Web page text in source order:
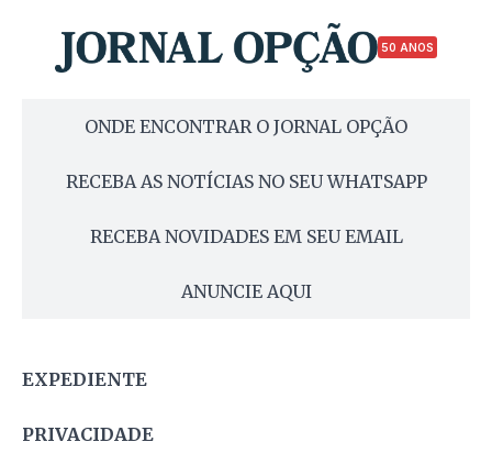
50 ANOS
ONDE ENCONTRAR O JORNAL OPÇÃO
RECEBA AS NOTÍCIAS NO SEU WHATSAPP
RECEBA NOVIDADES EM SEU EMAIL
ANUNCIE AQUI
EXPEDIENTE
PRIVACIDADE